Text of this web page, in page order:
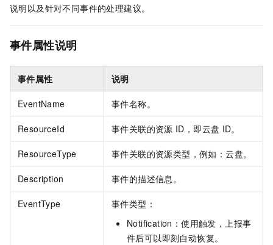
说明以及针对不同事件的处理建议。
事件属性说明
事件属性 说明
EventName 事件名称。
ResourceId 事件关联的资源 ID，即云盘 ID。
ResourceType 事件关联的资源类型，例如：云盘。
Description 事件的描述信息。
EventType
事件类型：
Notification：使用触发，上报事
件后可以即刻自动恢复。